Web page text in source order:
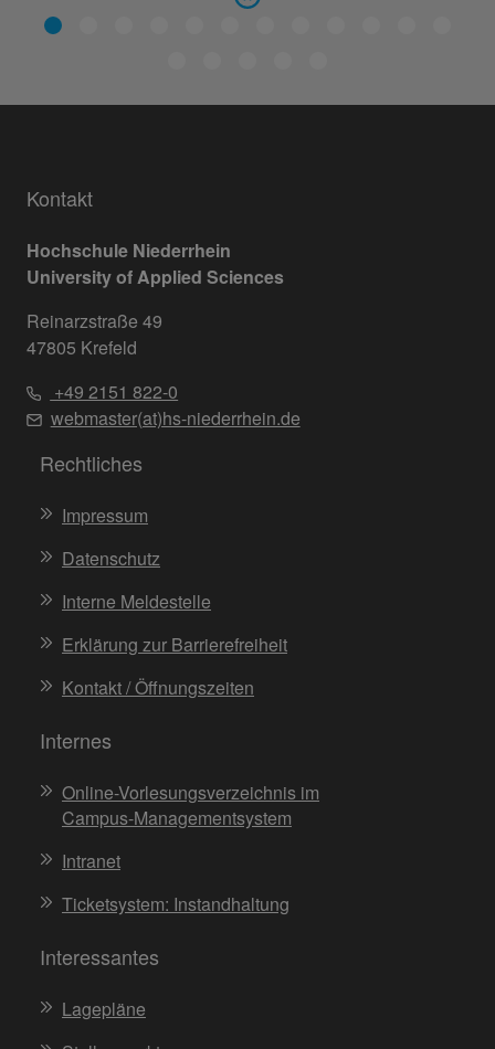
Kontakt
Hochschule Niederrhein
University of Applied Sciences
Reinarzstraße 49
47805 Krefeld
+49 2151 822-0
webmaster(at)hs-niederrhein.de
Rechtliches
Impressum
Datenschutz
Interne Meldestelle
Erklärung zur Barrierefreiheit
Kontakt / Öffnungszeiten
Internes
Online-Vorlesungsverzeichnis im
Campus-Managementsystem
Intranet
Ticketsystem: Instandhaltung
Interessantes
Lagepläne